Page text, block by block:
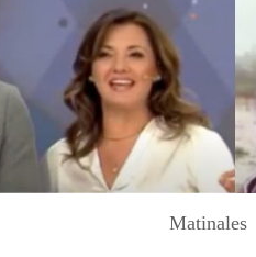
Matinales